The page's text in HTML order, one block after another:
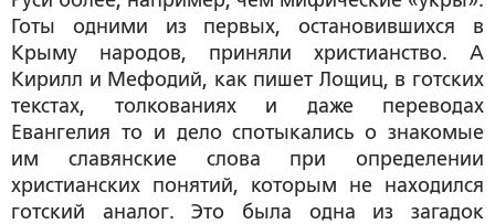
Готы одними из первых, остановившихся в
Крыму народов, приняли христианство. А
Кирилл и Мефодий, как пишет Лощиц, в готских
текстах, толкованиях и даже переводах
Евангелия то и дело спотыкались о знакомые
им славянские слова при определении
христианских понятий, которым не находился
готский аналог. Это была одна из загадок